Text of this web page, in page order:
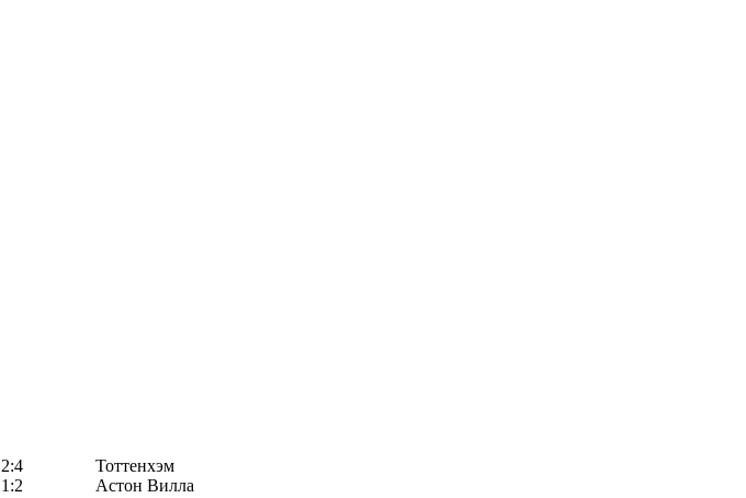
2:4
Тоттенхэм
1:2
Астон Вилла